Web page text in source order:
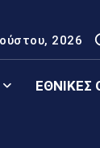
2026
ΕΘΝΙΚΈΣ